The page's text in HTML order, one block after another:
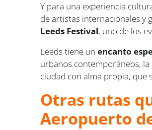
Y para una experiencia
de artistas internacionales y
Leeds Festival, uno de los
Leeds tiene unencanto
urbanos contemporáneos,
ciudad con alma propia, que
Otras rutas
Aeropuerto